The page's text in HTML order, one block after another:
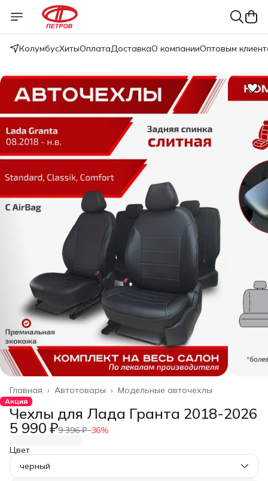
КолумбусХитыОплатаДоставкаО компанииОптовым
Модельные авточехлы
Автотовары ›
Главная ›
Акция
Чехлы для Лада Гранта 2018-2026
5 990 ₽9 396 ₽−36%
Цвет
черный